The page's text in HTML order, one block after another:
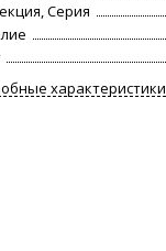
Серия
характеристики